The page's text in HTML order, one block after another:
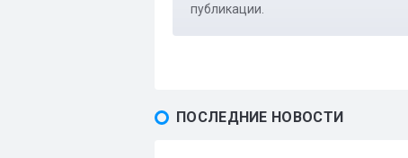
публикации.
ПОСЛЕДНИЕ НОВОСТИ